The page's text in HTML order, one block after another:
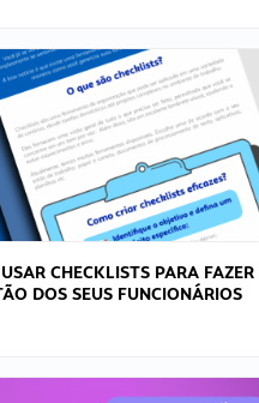
CHECKLISTS PARA FAZER
DOS SEUS FUNCIONÁRIOS